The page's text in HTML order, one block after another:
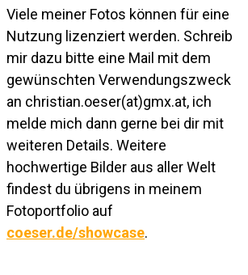
Viele meiner Fotos können für eine
Nutzung lizenziert werden. Schreib
mir dazu bitte eine Mail mit dem
gewünschten Verwendungszweck
an christian.oeser(at)gmx.at, ich
melde mich dann gerne bei dir mit
weiteren Details. Weitere
hochwertige Bilder aus aller Welt
findest du übrigens in meinem
Fotoportfolio auf
coeser.de/showcase.